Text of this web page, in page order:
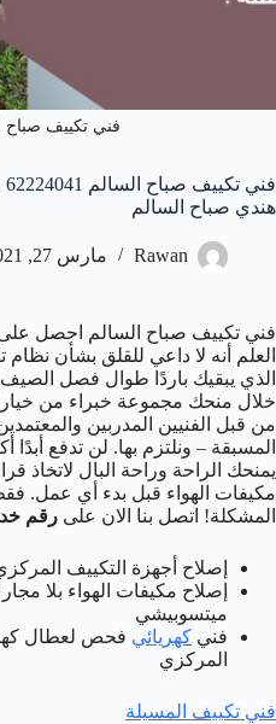
فني تكييف صباح
هندي صباح السالم
Rawan مارس 27, 2021
فني تكييف صباح السالم احصل على
العلم أنه لا داعي للقلق بشأن
الذي يبقيك باردًا طوال فصل
خلال منحك مجموعة خبراء من
من قبل الفنيين المدربين
المسبقة – ونلتزم بها. لن تدفع أبدًا
يمنحك الراحة وراحة البال لاتخاذ
مكيفات الهواء قبل بدء أي عمل.
المشكلة! اتصل بنا الان على رقم
إصلاح أجهزة التكييف
إصلاح مكيفات الهواء بلا
ميتسوبيشي
فني كهريائي فحص لعطال
المركزي
فني تكييف المسيلة